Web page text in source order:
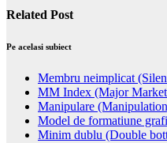
Related Post
Pe acelasi subiect
Membru neimplicat
MM Index (Major
Manipulare
Model de formatiune
Minim dublu (Double